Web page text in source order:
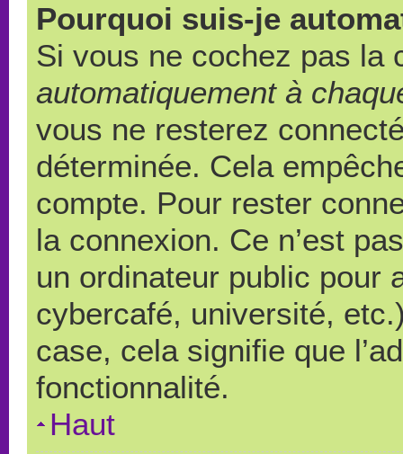
Pourquoi suis-je
Si vous ne cochez pas la
automatiquement à
vous ne resterez
déterminée. Cela
compte. Pour rester
la connexion. Ce n’est
un ordinateur public pour
cybercafé, université,
case, cela signifie que
fonctionnalité.
Haut